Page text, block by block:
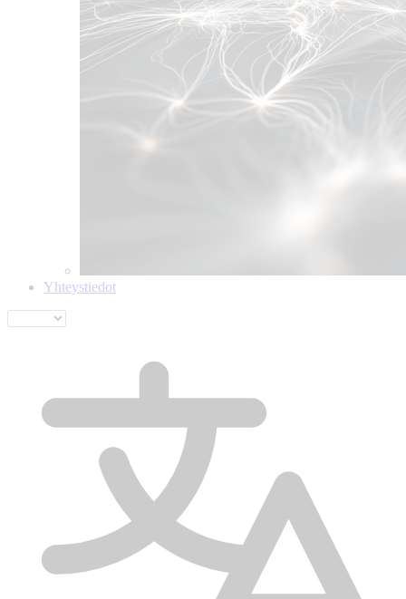
Yhteystiedot